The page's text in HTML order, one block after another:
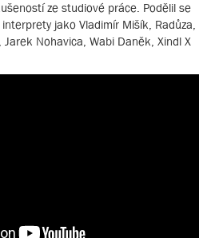
ze studiové práce. Podělil se
jako Vladimír Mišík, Radůza,
Nohavica, Wabi Daněk, Xindl X